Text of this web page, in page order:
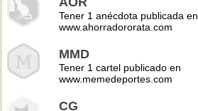
Tener 1 anécdota publicada en
www.ahorradororata.com
MMD
Tener 1 cartel publicado en
www.memedeportes.com
CG